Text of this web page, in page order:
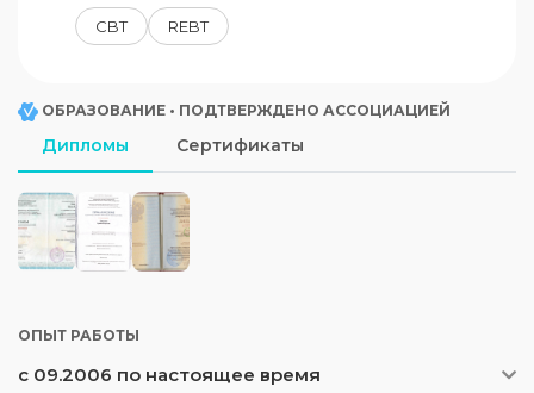
CBT REBT
ОБРАЗОВАНИЕ • ПОДТВЕРЖДЕНО АССОЦИАЦИЕЙ
Дипломы Сертификаты
ОПЫТ РАБОТЫ
с 09.2006 по настоящее время